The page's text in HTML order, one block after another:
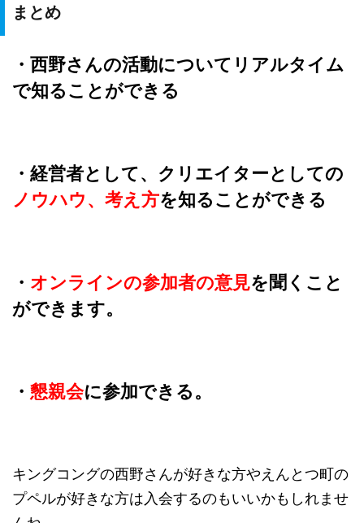
まとめ
・西野さんの活動についてリアルタイム
で知ることができる
・経営者として、クリエイターとしての
ノウハウ、考え方を知ることができる
・ オンラインの参加者の意見を聞くこと
ができます。
・ 懇親会に参加できる。
キングコングの西野さんが好きな方やえんとつ町の
プペルが好きな方は入会するのもいいかもしれませ